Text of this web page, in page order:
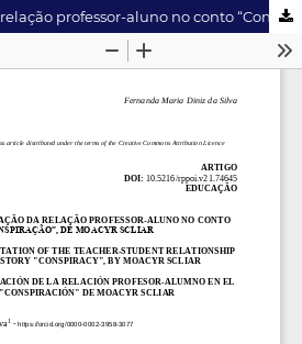
A Representação da relação professor-aluno no conto “Conspiração”, de Moacyr Scliar